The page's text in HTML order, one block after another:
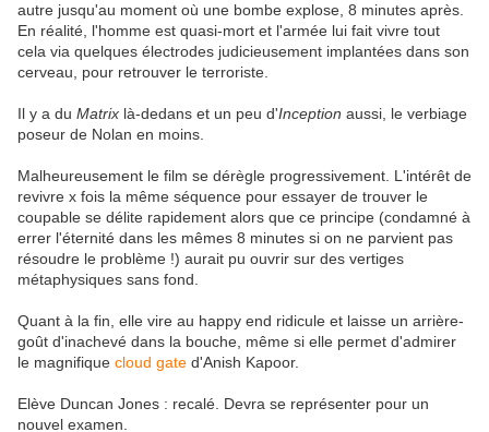
autre jusqu'au moment où une bombe explose, 8 minutes après.
En réalité, l'homme est quasi-mort et l'armée lui fait vivre tout
cela via quelques électrodes judicieusement implantées dans son
cerveau, pour retrouver le terroriste.
Il y a du Matrix là-dedans et un peu d'Inception aussi, le verbiage
poseur de Nolan en moins.
Malheureusement le film se dérègle progressivement. L'intérêt de
revivre x fois la même séquence pour essayer de trouver le
coupable se délite rapidement alors que ce principe (condamné à
errer l'éternité dans les mêmes 8 minutes si on ne parvient pas
résoudre le problème !) aurait pu ouvrir sur des vertiges
métaphysiques sans fond.
Quant à la fin, elle vire au happy end ridicule et laisse un arrière-
goût d'inachevé dans la bouche, même si elle permet d'admirer
le magnifique cloud gate d'Anish Kapoor.
Elève Duncan Jones : recalé. Devra se représenter pour un
nouvel examen.